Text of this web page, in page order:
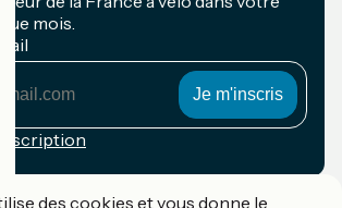
mois.
des cookies et vous donne le